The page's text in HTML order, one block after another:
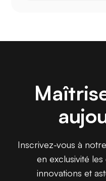
Inscrivez-vous à
en exclusivité
innovations et